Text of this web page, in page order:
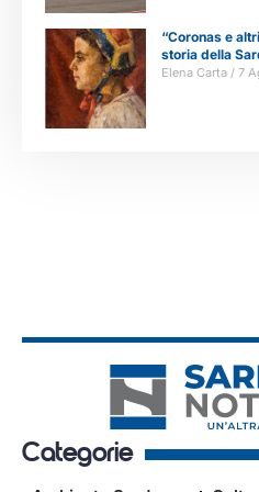
“Coronas e
storia della
Elena Carta 7
Categorie